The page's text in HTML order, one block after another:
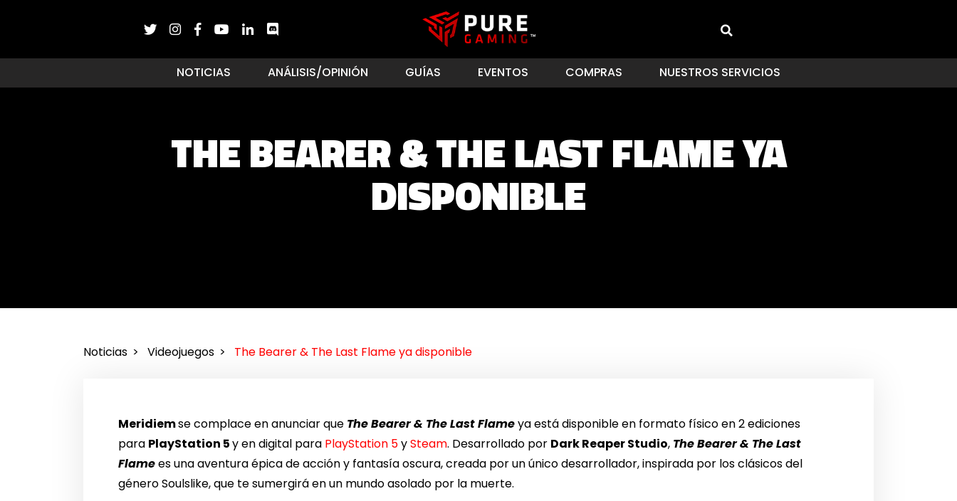
NOTICIAS ANÁLISIS/OPINIÓN GUÍAS EVENTOS COMPRAS NUESTROS SERVICIOS
THE BEARER & THE LAST FLAME YA
DISPONIBLE
Noticias Videojuegos The Bearer & The Last Flame ya disponible
Meridiemse complace en anunciar que The Bearer & The Last Flameya está disponible en formato físico en 2 ediciones
para PlayStation 5y en digital para PlayStation 5ySteam. Desarrollado por Dark Reaper Studio, The Bearer & The Last
Flamees una aventura épica de acción y fantasía oscura, creada por un único desarrollador, inspirada por los clásicos del
género Soulslike, que te sumergirá en un mundo asolado por la muerte.